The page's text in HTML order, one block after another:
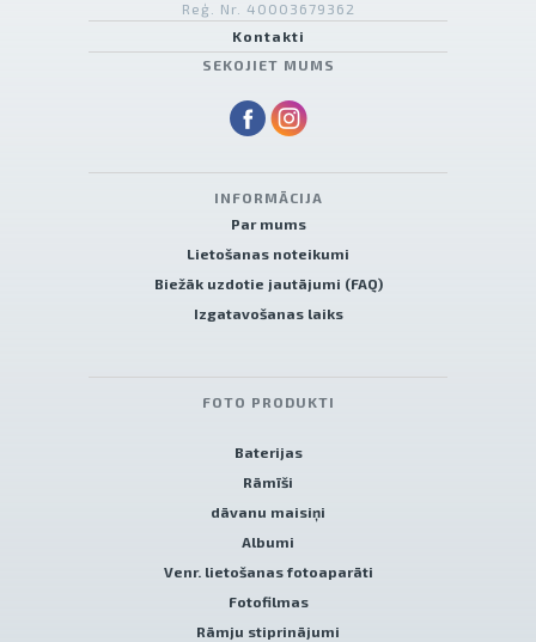
Reģ. Nr. 40003679362
Kontakti
SEKOJIET MUMS
INFORMĀCIJA
Par mums
Lietošanas noteikumi
Biežāk uzdotie jautājumi (FAQ)
Izgatavošanas laiks
FOTO PRODUKTI
Baterijas
Rāmīši
dāvanu maisiņi
Albumi
Venr. lietošanas fotoaparāti
Fotofilmas
Rāmju stiprinājumi